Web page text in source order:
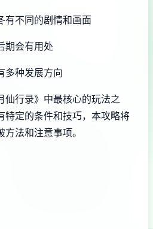
有不同的剧情和画面
期会有用处
多种发展方向
仙行录》中最核心的玩法之
特定的条件和技巧，本攻略将
法和注意事项。